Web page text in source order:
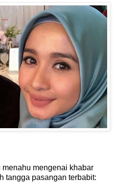
menahu mengenai khabar
tangga pasangan terbabit: